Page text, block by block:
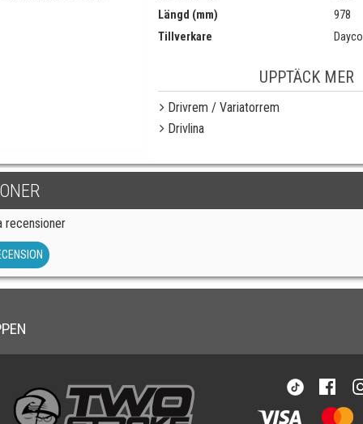
Längd (mm)
978
Tillverkare
Dayco
UPPTÄCK MER
Drivrem / Variatorrem
Drivlina
recensioner